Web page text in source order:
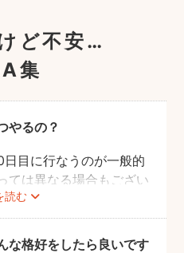
ど不安…
集
やるの？
読む
目に行なうのが一般的
ては異なる場合もござい
安になりますので、その
合の良い日を選び、お祝
です。
な格好をしたら良いです